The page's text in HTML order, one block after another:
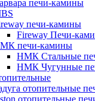
печи-камины
печи-камины
Fireway Печи-
печи-камины
НМК Стальные
НМК Чугунные
отопительные
отопительные